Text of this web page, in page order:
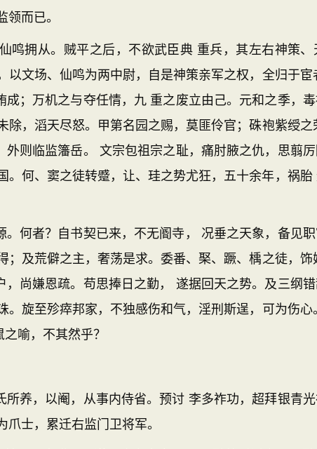
而已。
拥从。贼平之后，不欲武臣典 重兵，其左右神策、
以文场、仙鸣为两中尉，自是神策亲军之权，全归于
；万机之与夺任情，九 重之废立由己。元和之季，
，滔天尽怒。甲第名园之赐，莫匪伶官；硃袍紫绶
则临监籓岳。 文宗包祖宗之耻，痛肘腋之仇，思翦
何、窦之徒转蹙，让、珪之势尤狂，五十余年，祸
者？自书契已来，不无阍寺， 况垂之天象，备见职
及荒僻之主，奢荡是求。委番、棸、蹶、楀之徒，
尚嫌恩疏。苟思捧日之勤， 遂据回天之势。及三纲
。旋至殄瘁邦家，不独感伤和气，淫刑斯逞，可为伤
喻，不其然乎？
，以阉，从事内侍省。预讨 李多祚功，超拜银青光
士，累迁右监门卫将军。